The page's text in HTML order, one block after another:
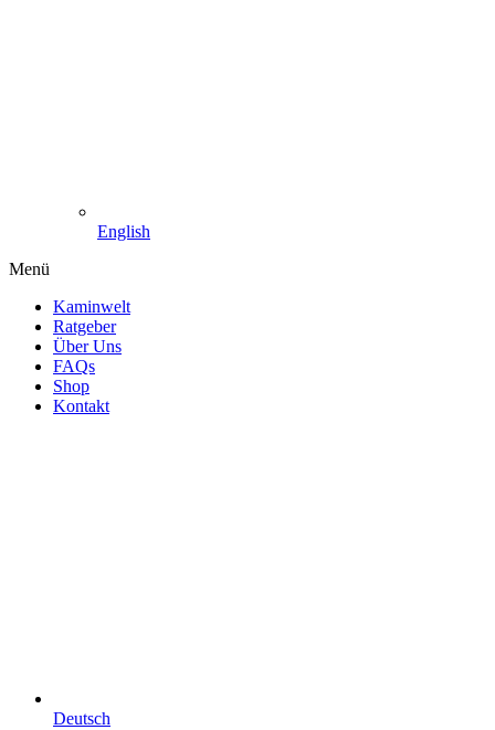
English
Menü
Kaminwelt
Ratgeber
Über Uns
FAQs
Shop
Kontakt
Deutsch